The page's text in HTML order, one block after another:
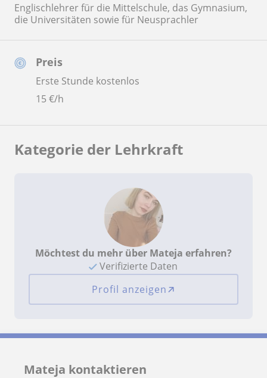
Preis
Erste Stunde kostenlos
15€/h
Englischlehrer für die Mittelschule, das Gymnasium,
die Universitäten sowie für Neusprachler
Kategorie der Lehrkraft
Möchtest du mehr über Mateja erfahren?
Verifizierte Daten
Profil anzeigen
Mateja kontaktieren